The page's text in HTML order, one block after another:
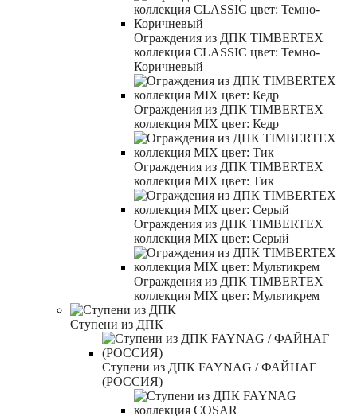
Ограждения из ДПК TIMBERTEX
коллекция CLASSIC цвет: Темно-
Коричневый
Ограждения из ДПК TIMBERTEX
коллекция MIX цвет: Кедр
Ограждения из ДПК TIMBERTEX
коллекция MIX цвет: Тик
Ограждения из ДПК TIMBERTEX
коллекция MIX цвет: Серый
Ограждения из ДПК TIMBERTEX
коллекция MIX цвет: Мультикрем
Ступени из ДПК
Ступени из ДПК FAYNAG / ФАЙНАГ
(РОССИЯ)